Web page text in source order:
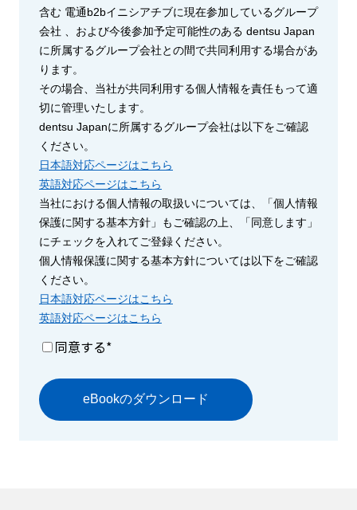
含む 電通b2bイニシアチブに現在参加しているグループ
会社 、および今後参加予定可能性のある dentsu Japan
に所属するグループ会社との間で共同利用する場合があ
ります。
その場合、当社が共同利用する個人情報を責任もって適
切に管理いたします。
dentsu Japanに所属するグループ会社は以下をご確認
ください。
日本語対応ページはこちら
英語対応ページはこちら
当社における個人情報の取扱いについては、「個人情報
保護に関する基本方針」もご確認の上、「同意します」
にチェックを入れてご登録ください。
個人情報保護に関する基本方針については以下をご確認
ください。
日本語対応ページはこちら
英語対応ページはこちら
同意する*